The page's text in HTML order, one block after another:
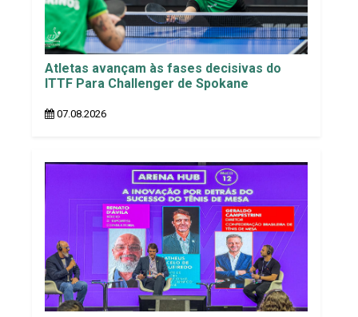
Atletas avançam às fases decisivas do
ITTF Para Challenger de Spokane
07.08.2026